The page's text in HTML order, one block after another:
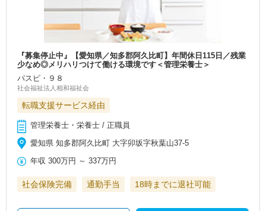
『募集停止中』【愛知県／知多郡阿久比町】年間休日115日／残業
少なめ◎メリハリつけて働ける環境です＜管理栄養士＞
パスピ・９８
社会福祉法人相和福祉会
転職支援サービス経由
管理栄養士・栄養士 / 正職員
愛知県 知多郡阿久比町 大字卯坂字秋葉山37-5
年収 300万円 ～337万円
社会保険完備 通勤手当 18時までに退社可能